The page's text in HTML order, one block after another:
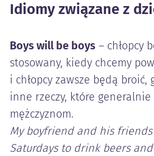
Idiomy związane z
Boys will be boys – chłopcy
stosowany, kiedy chcemy
i chłopcy zawsze będą broić,
inne rzeczy, które
mężczyznom.
My boyfriend and his
Saturdays to drink beers